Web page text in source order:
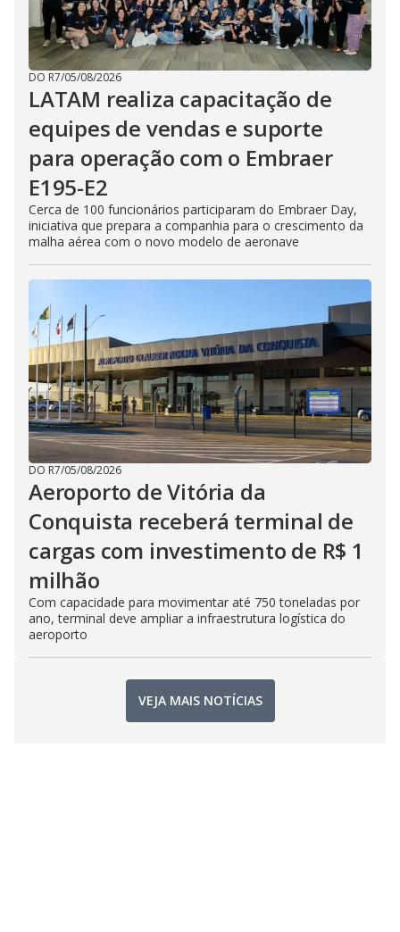
DO R7/05/08/2026
LATAM realiza capacitação de
equipes de vendas e suporte
para operação com o Embraer
E195-E2
Cerca de 100 funcionários participaram do Embraer Day,
iniciativa que prepara a companhia para o crescimento da
malha aérea com o novo modelo de aeronave
DO R7/05/08/2026
Aeroporto de Vitória da
Conquista receberá terminal de
cargas com investimento de R$ 1
milhão
Com capacidade para movimentar até 750 toneladas por
ano, terminal deve ampliar a infraestrutura logística do
aeroporto
VEJA MAIS NOTÍCIAS